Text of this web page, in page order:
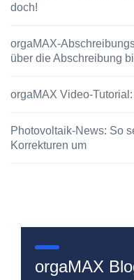
doch!
orgaMAX-
über die Abschreibung
orgaMAX Video-
Photovoltaik-News: So
Korrekturen um
orgaMAX